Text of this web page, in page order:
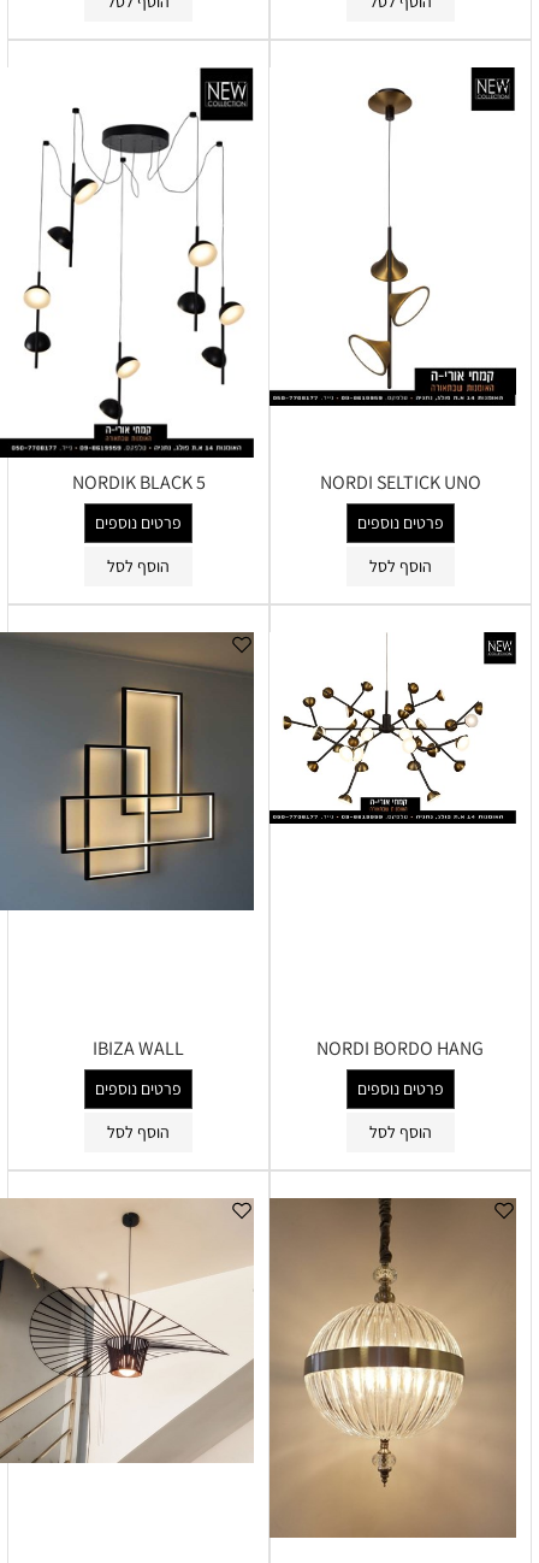
NORDI SELTICK UNO
פרטים נוספים
הוסף לסל
NORDIK BLACK 5
פרטים נוספים
הוסף לסל
NORDI BORDO HANG
פרטים נוספים
הוסף לסל
IBIZA WALL
פרטים נוספים
הוסף לסל